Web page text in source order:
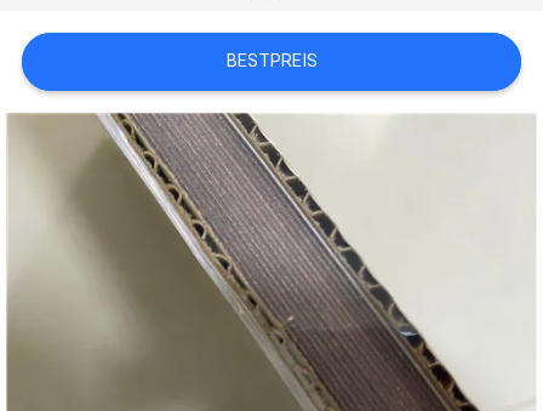
FÄLLE
SITEMAP
DATENSCHUTZRICHTLINIE
BESTPREIS